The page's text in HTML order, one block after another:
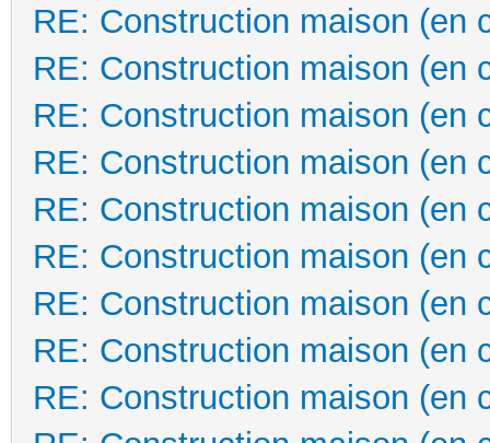
RE: Construction maison (en
RE: Construction maison (en
RE: Construction maison (en
RE: Construction maison (en
RE: Construction maison (en
RE: Construction maison (en
RE: Construction maison (en
RE: Construction maison (en
RE: Construction maison (en